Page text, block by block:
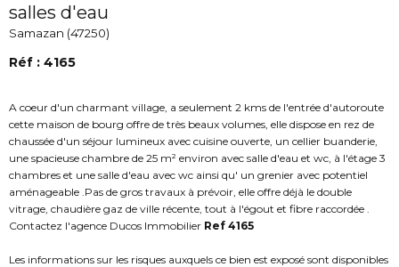
salles d'eau
Samazan (47250)
Réf : 4165
A coeur d'un charmant village, a seulement 2 kms de l'entrée d'autoroute
cette maison de bourg offre de très beaux volumes, elle dispose en rez de
chaussée d'un séjour lumineux avec cuisine ouverte, un cellier buanderie,
une spacieuse chambre de 25 m² environ avec salle d'eau et wc, à l'étage 3
chambres et une salle d'eau avec wc ainsi qu' un grenier avec potentiel
aménageable .Pas de gros travaux à prévoir, elle offre déjà le double
vitrage, chaudière gaz de ville récente, tout à l'égout et fibre raccordée .
Contactez l'agence Ducos Immobilier Ref 4165
Les informations sur les risques auxquels ce bien est exposé sont disponibles